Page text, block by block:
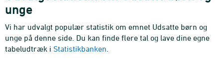
unge
Vi har udvalgt populær statistik om emnet Udsatte børn og
unge på denne side. Du kan finde flere tal og lave dine egne
tabeludtræk i Statistikbanken